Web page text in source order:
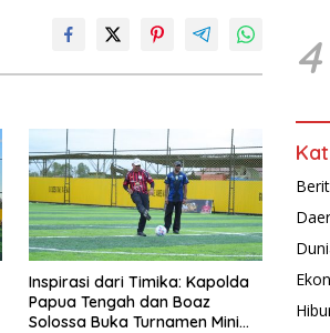
Inspirasi dari Timika: Kapolda
Papua Tengah dan Boaz
Solossa Buka Turnamen Mini
4